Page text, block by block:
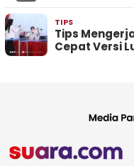
TIPS
Tips
Cepat Versi